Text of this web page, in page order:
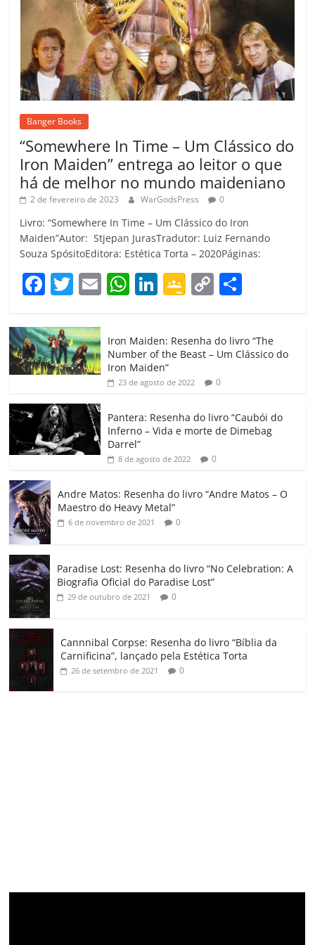
Banger Books
“Somewhere In Time – Um Clássico do
Iron Maiden” entrega ao leitor o que
há de melhor no mundo maideniano
2 de fevereiro de 2023 WarGodsPress 0
Livro: “Somewhere In Time – Um Clássico do Iron
Maiden”Autor: Stjepan JurasTradutor: Luiz Fernando
Souza SpósitoEditora: Estética Torta – 2020Páginas:
F
c
e
b
o
o
k
T
itt
er
E W
at
s
A
p
Li
e
dI
G
gl
e
Cl
a
ss
ro
o
C
p
y
Li
k
m
p
h
ar
Iron Maiden: Resenha do livro “The
Number of the Beast – Um Clássico do
Iron Maiden”
23 de agosto de 2022 0
Pantera: Resenha do livro “Caubói do
Inferno – Vida e morte de Dimebag
Darrel”
8 de agosto de 2022 0
Andre Matos: Resenha do livro “Andre Matos – O
Maestro do Heavy Metal”
6 de novembro de 2021 0
Paradise Lost: Resenha do livro “No Celebration: A
Biografia Oficial do Paradise Lost”
29 de outubro de 2021 0
Cannnibal Corpse: Resenha do livro “Bíblia da
Carnificina”, lançado pela Estética Torta
26 de setembro de 2021 0